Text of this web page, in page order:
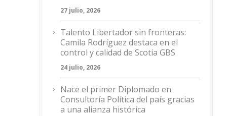
27 julio, 2026
Talento Libertador sin fronteras:
Camila Rodríguez destaca en el
control y calidad de Scotia GBS
24 julio, 2026
Nace el primer Diplomado en
Consultoría Política del país gracias
a una alianza histórica